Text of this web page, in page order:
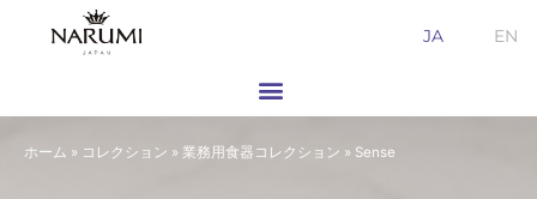
JA EN
ホーム » コレクション » 業務用食器コレクション » Sense